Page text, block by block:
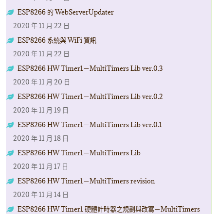
ESP8266 的 WebServerUpdater
2020 年 11 月 22 日
ESP8266 系統與 WiFi 資訊
2020 年 11 月 22 日
ESP8266 HW Timer1－MultiTimers Lib ver.0.3
2020 年 11 月 20 日
ESP8266 HW Timer1－MultiTimers Lib ver.0.2
2020 年 11 月 19 日
ESP8266 HW Timer1－MultiTimers Lib ver.0.1
2020 年 11 月 18 日
ESP8266 HW Timer1－MultiTimers Lib
2020 年 11 月 17 日
ESP8266 HW Timer1－MultiTimers revision
2020 年 11 月 14 日
ESP8266 HW Timer1 硬體計時器之規劃與改寫－MultiTimers